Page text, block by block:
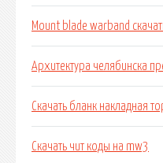
Mount blade warband
Архитектура челябинска
Скачать бланк накладная
Скачать чит коды на mw3